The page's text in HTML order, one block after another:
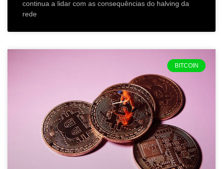
continua a lidar com as consequências do halving da
rede
BITCOIN